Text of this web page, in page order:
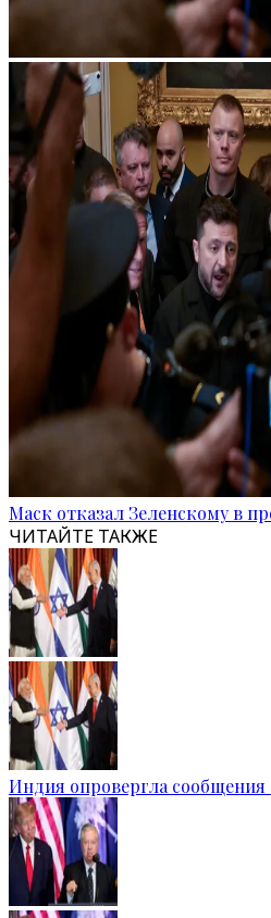
Маск отказал Зеленскому в
ЧИТАЙТЕ ТАКЖЕ
Индия опровергла